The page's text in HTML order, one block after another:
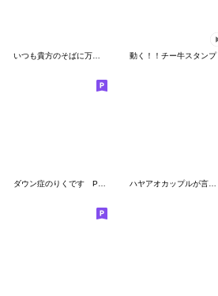
いつも貴方のそばに万事屋2 動く！！チー牛スタンプ